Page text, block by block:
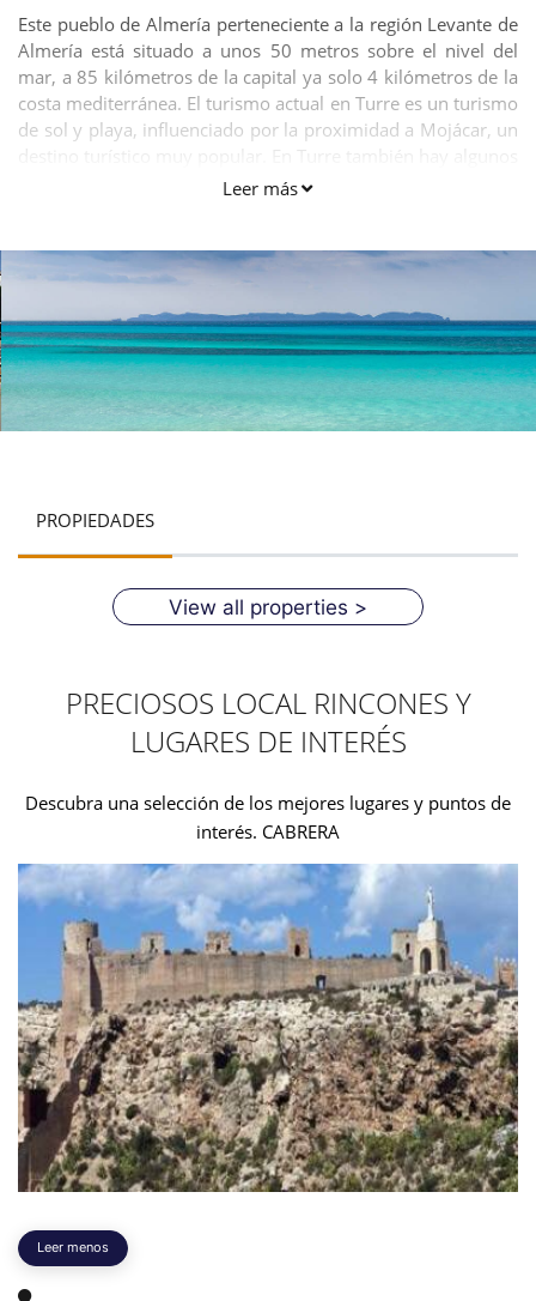
Este pueblo de Almería perteneciente a la región Levante de
Almería está situado a unos 50 metros sobre el nivel del
mar, a 85 kilómetros de la capital ya solo 4 kilómetros de la
costa mediterránea. El turismo actual en Turre es un turismo
de sol y playa, influenciado por la proximidad a Mojácar, un
destino turístico muy popular. En Turre también hay algunos
lugares interesantes que puedes visitar
Leer más
PROPIEDADES
View all properties >
PRECIOSOS LOCAL RINCONES Y
LUGARES DE INTERÉS
Descubra una selección de los mejores lugares y puntos de
interés. CABRERA
Leer menos